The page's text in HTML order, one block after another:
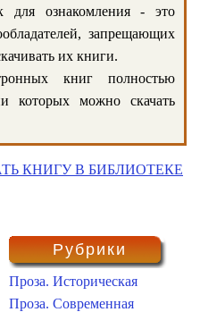
для ознакомления - это
запрещающих
их книги.
книг полностью
которых можно скачать
КНИГУ В БИБЛИОТЕКЕ
Рубрики
Проза. Историческая
Проза. Современная